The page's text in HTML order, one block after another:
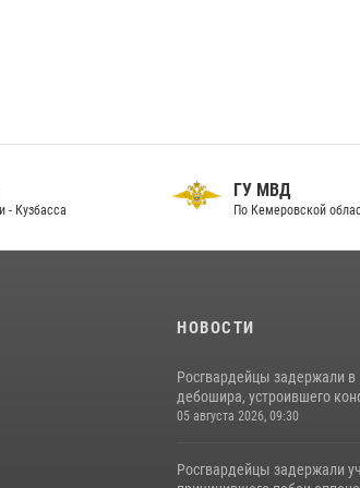
- Кузбасса
ГУ МВД
По Кемеровской
НОВОСТИ
Росгвардейцы задержали
дебошира, устроившего
05 августа 2026, 09:30
Росгвардейцы задержали